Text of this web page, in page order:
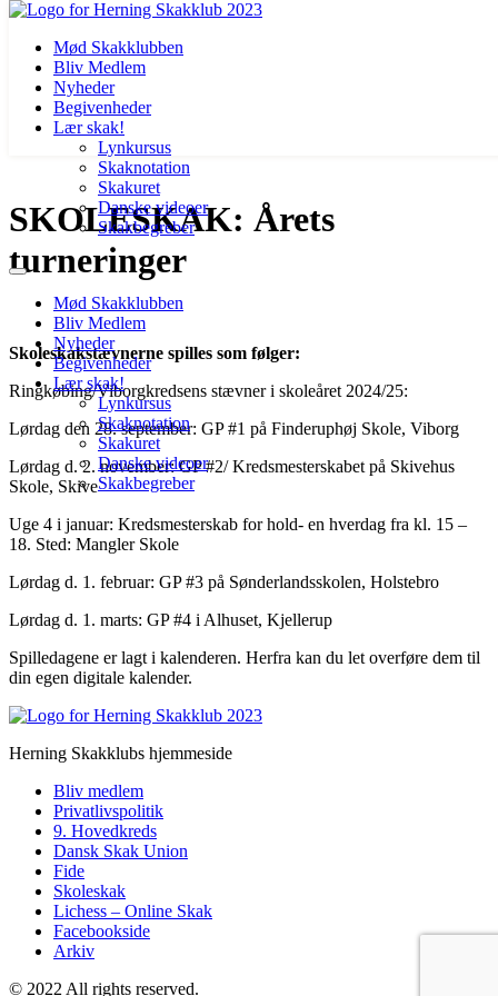
til
indhold
Mød Skakklubben
Bliv Medlem
Nyheder
Begivenheder
Lær skak!
Lynkursus
Skaknotation
Skakuret
Danske videoer
Skakbegreber
Mød Skakklubben
Bliv Medlem
Nyheder
Begivenheder
Lær skak!
Lynkursus
Skaknotation
Skakuret
Danske videoer
Skakbegreber
SKOLESKAK: Årets
turneringer
Skoleskakstævnerne spilles som følger:
Ringkøbing/Viborgkredsens stævner i skoleåret 2024/25:
Lørdag den 28. september: GP #1 på Finderuphøj Skole, Viborg
Lørdag d. 2. november: GP #2/ Kredsmesterskabet på Skivehus
Skole, Skive
Uge 4 i januar: Kredsmesterskab for hold- en hverdag fra kl. 15 –
18. Sted: Mangler Skole
Lørdag d. 1. februar: GP #3 på Sønderlandsskolen, Holstebro
Lørdag d. 1. marts: GP #4 i Alhuset, Kjellerup
Spilledagene er lagt i kalenderen. Herfra kan du let overføre dem til
din egen digitale kalender.
Herning Skakklubs hjemmeside
Bliv medlem
Privatlivspolitik
9. Hovedkreds
Dansk Skak Union
Fide
Skoleskak
Lichess – Online Skak
Facebookside
Arkiv
© 2022 All rights reserved.